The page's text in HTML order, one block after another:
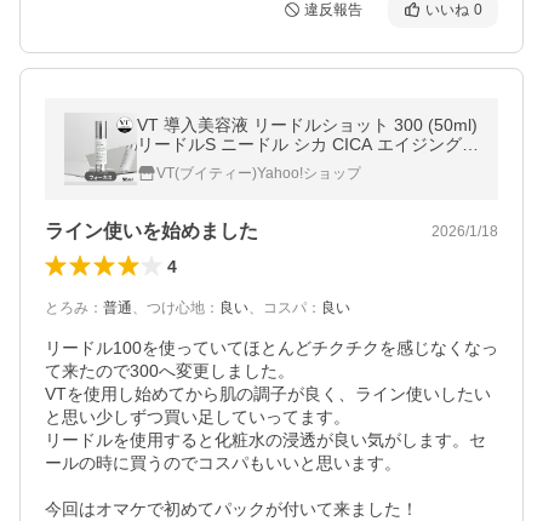
違反報告 いいね 0
VT 導入美容液 リードルショット 300 (50ml)
リードルS ニードル シカ CICA エイジングケ
ア うるおい 角質ケア
VT(ブイティー)Yahoo!ショップ
ライン使いを始めました 2026/1/18
4
とろみ ： 普通、 つけ心地 ： 良い、 コスパ ： 良い
リードル100を使っていてほとんどチクチクを感じなくなっ
て来たので300へ変更しました。
VTを使用し始めてから肌の調子が良く、ライン使いしたい
と思い少しずつ買い足していってます。
リードルを使用すると化粧水の浸透が良い気がします。セ
ールの時に買うのでコスパもいいと思います。
今回はオマケで初めてパックが付いて来ました！